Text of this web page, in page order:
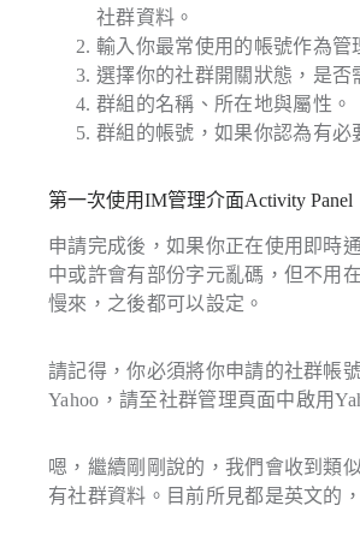
社群資料。
輸入你最常使用的帳號作為管
選擇你的社群開關狀態，是否
群組的名稱、所在地與屬性。
群組的帳號，如果你認為有必
第一次使用IM管理介面Activity Panel
申請完成後，如果你正在使用即時
中或許會有部份字元亂碼，但不用
慢來，之後都可以設定。
請記得，你必須將你申請的社群帳
Yahoo，請至社群管理頁面中啟用
嗯，繼續剛剛說的，我們會收到類
有社群資料。目前所見都是英文的